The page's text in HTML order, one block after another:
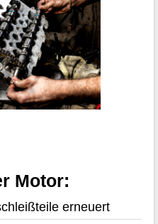
Motor:
erneuert